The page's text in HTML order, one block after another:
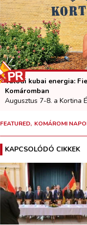
Valódi kubai energia:
Komáromban
Augusztus 7-8. a Kortina
FEATURED KOMÁROMI
KAPCSOLÓDÓ CIKKEK